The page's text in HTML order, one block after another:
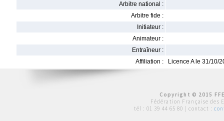
Arbitre national :
Arbitre fide :
Initiateur :
Animateur :
Entraîneur :
Affiliation :
Licence A le 31/10/
Copyright © 2015
Fédération Française des
tél : 01 39 44 65 80 | contact :